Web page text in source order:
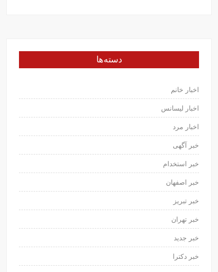
دسته‌ها
اخبار خانم
اخبار لیسانس
اخبار مرد
خبر آگهی
خبر استخدام
خبر اصفهان
خبر تبریز
خبر تهران
خبر جدید
خبر دکترا